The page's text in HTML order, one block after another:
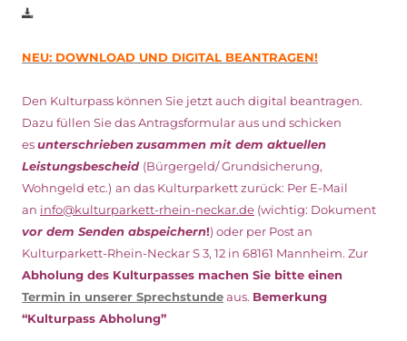
NEU: DOWNLOAD UND DIGITAL BEANTRAGEN!
Den Kulturpass können Sie jetzt auch digital beantragen.
Dazu füllen Sie das Antragsformular aus und schicken
esunterschriebenzusammen mit dem aktuellen
Leistungsbescheid (Bürgergeld/ Grundsicherung,
Wohngeld etc.) an das Kulturparkett zurück: Per E-Mail
an info@kulturparkett-rhein-neckar.de (wichtig: Dokument
vor dem Senden abspeichern!) oder per Post an
Kulturparkett-Rhein-Neckar S 3, 12 in 68161 Mannheim. Zur
Abholung des Kulturpasses machen Sie bitte einen
Termin in unserer Sprechstundeaus. Bemerkung
“Kulturpass Abholung”